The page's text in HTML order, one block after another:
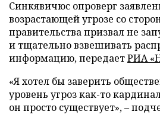
Синкявичюс опроверг
возрастающей угрозе со
правительства призвал не
и тщательно взвешивать
информацию, передаетРИА
«Я хотел бы заверить
уровень угроз как-то
он просто существует», –